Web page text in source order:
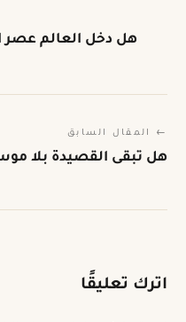
هل دخل العالم عصر
← المقال السابق
هل تبقى القصيدة بلا
اترك تعليقًا